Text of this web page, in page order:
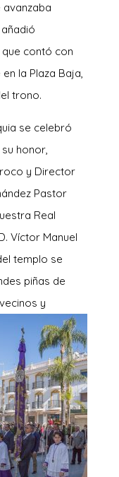
avanzaba
contó con
la Plaza Baja,
trono.
se celebró
honor,
y Director
Pastor
Real
Víctor Manuel
templo se
piñas de
y